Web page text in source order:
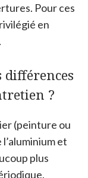
Pour ces
en
différences
?
(peinture ou
et
plus